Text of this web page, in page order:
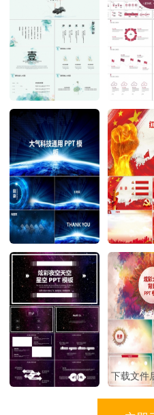
下载文件